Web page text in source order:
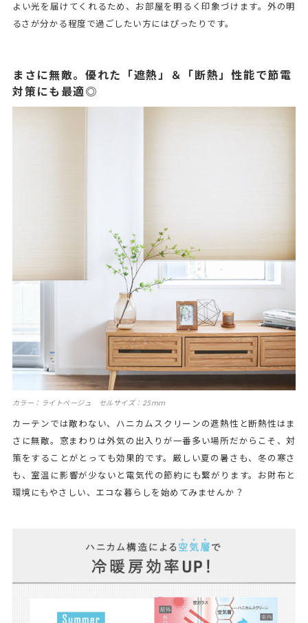
よい光を届けてくれるため、お部屋を明るく印象づけます。外の明
るさが分かる程度で過ごしたい方にはぴったりです。
まさに無敵。優れた「遮熱」＆「断熱」性能で節電
対策にも最適◎
カラー：ライトベージュ セルサイズ：25ｍｍ
カーテンでは敵わない、ハニカムスクリーンの遮熱性と断熱性はま
さに無敵。窓まわりは外気の出入りが一番多い場所だからこそ、対
策をすることがとっても効果的です。厳しい夏の暑さも、冬の寒さ
も、室温に影響が少ないと電気代の節約にも繋がります。お財布と
環境にもやさしい、エコな暮らしを始めてみませんか？